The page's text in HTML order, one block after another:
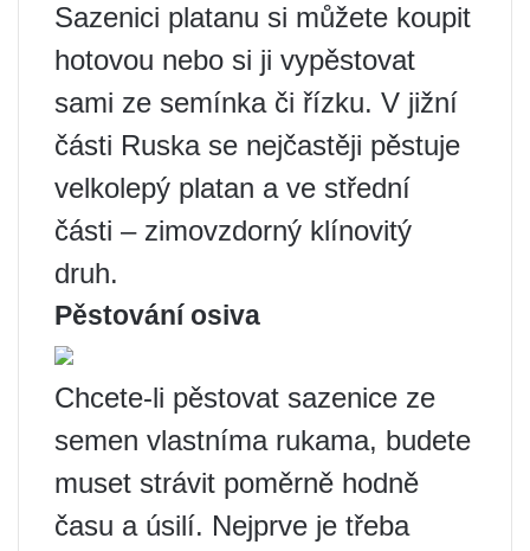
Sazenici platanu si můžete koupit
hotovou nebo si ji vypěstovat
sami ze semínka či řízku. V jižní
části Ruska se nejčastěji pěstuje
velkolepý platan a ve střední
části – zimovzdorný klínovitý
druh.
Pěstování osiva
Chcete-li pěstovat sazenice ze
semen vlastníma rukama, budete
muset strávit poměrně hodně
času a úsilí. Nejprve je třeba